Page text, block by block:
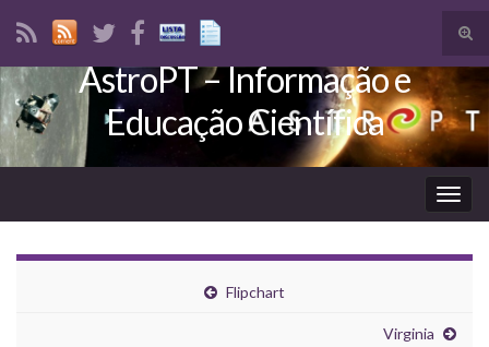
Search for:
AstroPT – Informação e
Educação Científica
Flipchart
Virginia